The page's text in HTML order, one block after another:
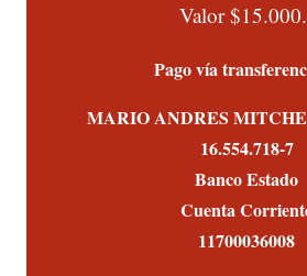
Valor
Pago vía
MARIO ANDRES
16.554.718-7
Banco Estado
Cuenta
11700036008